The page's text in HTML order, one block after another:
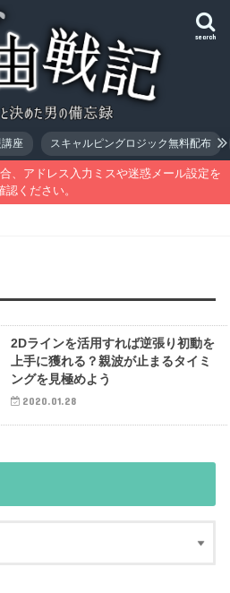
search
講座 スキャルピングロジック無料配布
、アドレス入力ミスや迷惑メール設定を
認ください。
2Dラインを活用すれば逆張り初動を
上手に獲れる？親波が止まるタイミ
ングを見極めよう
2020.01.28